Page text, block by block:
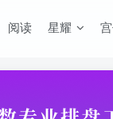
阅读 星耀